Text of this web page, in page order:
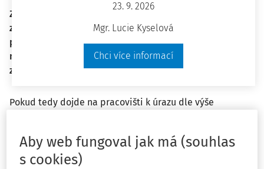
23. 9. 2026
Mgr. Lucie Kyselová
Chci více informací
Záznam o pracovním úrazu je dokument, který má
zaměstnavatel povinnost vypracovat v případě, že na
pracovišti dojde k úrazu, jehož následkem je pracovní
neschopnost delší jak tři kalendářní dny nebo smrt
zaměstnance.
Pokud tedy dojde na pracovišti k úrazu dle výše
vypracovat tzv. záznam o pracovním úrazu a zapsat ho
do dokumentace o pracovním úrazu.
Aby web fungoval jak má (souhlas
s cookies)